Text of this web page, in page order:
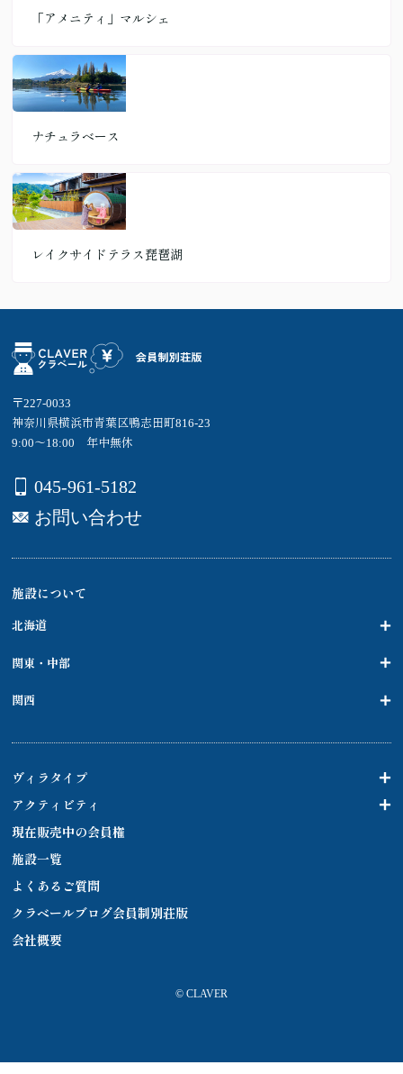
「アメニティ」マルシェ
ナチュラベース
レイクサイドテラス琵琶湖
〒227-0033
神奈川県横浜市青葉区鴨志田町816-23
9:00～18:00 年中無休
045-961-5182
お問い合わせ
施設について
北海道
関東・中部
関西
ヴィラタイプ
アクティビティ
現在販売中の会員権
施設一覧
よくあるご質問
クラベールブログ会員制別荘版
会社概要
© CLAVER